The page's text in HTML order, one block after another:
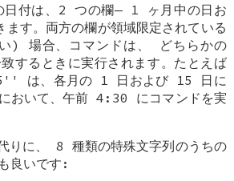
付は、2 つの欄— 1 ヶ月中の日お
ます。両方の欄が領域限定されている
) 場合、コマンドは、
どちらかの
するときに実行されます。たとえば
、各月の 1 日および 15 日に
おいて、午前 4:30 にコマンドを実
りに、 8 種類の特殊文字列のうちの
良いです: